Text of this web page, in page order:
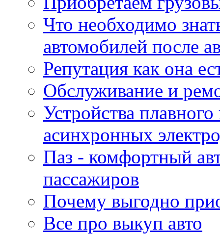
Что необходимо
автомобилей после
Репутация как она
Обслуживание и
Устройства
асинхронных
Паз - комфортный
пассажиров
Почему выгодно
Все про выкуп авто